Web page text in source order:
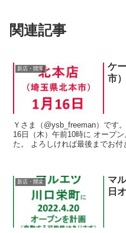
関連記事
新店・開業
ケ
市
Ｙさま（@ysb_freeman）です。 ケーズデンキ北本店が 2020年
16日（木）午前10時に オープン。 いろいろ情報を収集してみ
新店・開業
マ
日